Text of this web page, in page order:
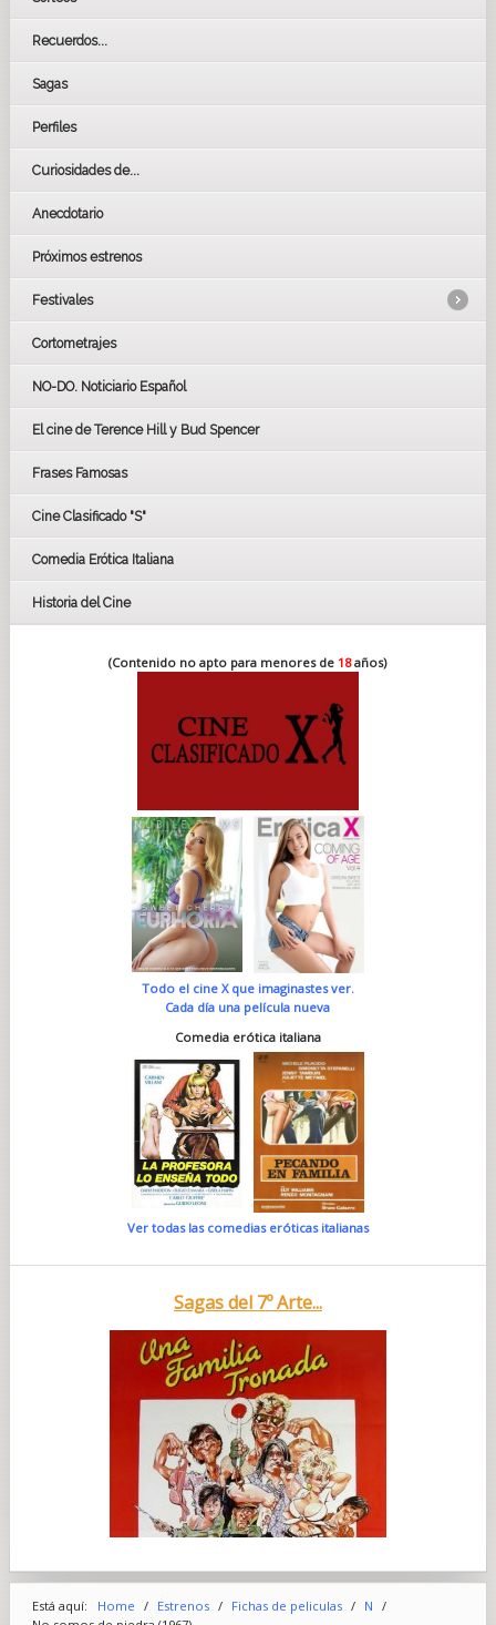
Recuerdos...
Sagas
Perfiles
Curiosidades de...
Anecdotario
Próximos estrenos
Festivales
LOS OSCARS
GOYAS
BAFTA
Cortometrajes
NO-DO. Noticiario Español
El cine de Terence Hill y Bud Spencer
Frases Famosas
Cine Clasificado "S"
Comedia Erótica Italiana
Historia del Cine
(Contenido no apto para menores de 18años)
Todo el cine X que imaginastes ver.
Cada día una película nueva
Comedia erótica italiana
Ver todas las comedias eróticas italianas
Sagas del 7º Arte...
Está aquí: Home / Estrenos / Fichas de peliculas / N /